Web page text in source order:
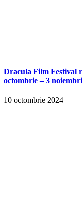
Dracula Film Festival
octombrie – 3
10 octombrie 2024